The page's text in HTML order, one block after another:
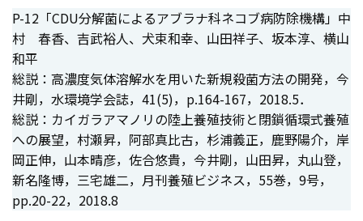
P-12「CDU分解菌によるアブラナ科ネコブ病防除機構」中
村 春香、吉武裕人、犬束和幸、山田祥子、坂本淳、横山
和平
総説：高濃度気体溶解水を用いた新規殺菌方法の開発，今
井剛，水環境学会誌，41(5)，p.164-167，2018.5．
総説：カイガラアマノリの陸上養殖技術と閉鎖循環式養殖
への展望，村瀬昇，阿部真比古，杉浦義正，鹿野陽介，岸
岡正伸，山本晴彦，佐合悠貴，今井剛，山田昇，丸山登，
新名隆博，三宅雄二，月刊養殖ビジネス，55巻，9号，
pp.20-22，2018.8